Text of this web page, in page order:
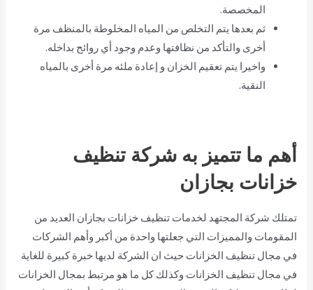
المخصصة.
ثم بعدها يتم التخلص من المياه المخلوطة بالمنظف مرة
أخرى والتأكد من نظافتها وعدم وجود أي روائح بداخله.
واخيرا يتم تعقيم الخزان و إعادة ملئه مرة أخرى بالمياه
النقية.
أهم ما تتميز به شركة تنظيف
خزانات بجازان
تمتلك شركة المجتهد لخدمات تنظيف خزانات بجازان العديد من
المقومات والمميزات التي جعلتها واحدة من أكبر وأهم الشركات
في مجال تنظيف الخزانات حيث ان الشركة لديها خبرة كبيرة للغاية
في مجال تنظيف الخزانات وكذلك كل ما هو مرتبط بمجال الخزانات